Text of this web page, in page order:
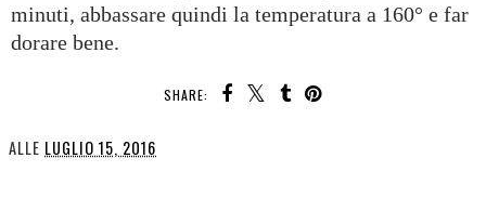
minuti, abbassare quindi la temperatura a 160° e far
dorare bene.
SHARE:
ALLE LUGLIO 15, 2016